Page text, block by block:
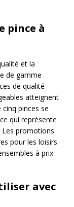
pince à
et la
de gamme
de qualité
atteignent
pinces se
qui représente
Les promotions
pour les loisirs
à prix
avec